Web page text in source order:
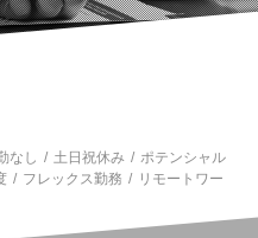
なし 土日祝休み
ポテンシャル
フレックス勤務
リモートワー